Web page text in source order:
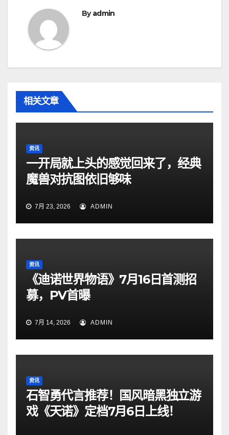
Byadmin
相关文章
资讯
一开局就上头的感觉回来了，经典
魔兽对抗图依旧够味
7月 23, 2026 ADMIN
资讯
《迪诺世界物语》7月16日首测招
募，PV首曝
7月 14, 2026 ADMIN
资讯
石智勇代言推荐！国风暗黑独立游
戏《天诺》定档7月6日上线！